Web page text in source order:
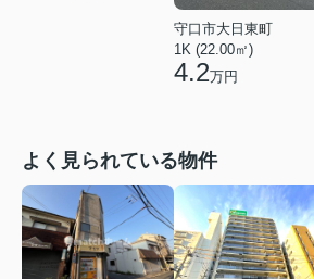
守口市大日東町
1K (22.00㎡)
4.2万円
よく見られている物件